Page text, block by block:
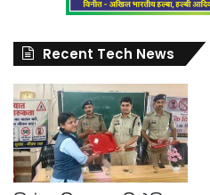
Recent Tech News